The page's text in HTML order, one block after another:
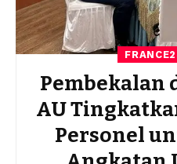
Pembekalan
AU
Personel